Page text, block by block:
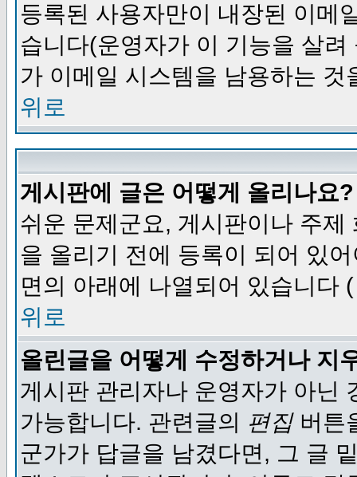
등록된 사용자만이 내장된 이메
습니다(운영자가 이 기능을 살
가 이메일 시스템을 남용하는 것
위로
게시판에 글은 어떻게 올리나요?
쉬운 문제군요, 게시판이나 주
을 올리기 전에 등록이 되어 있
면의 아래에 나열되어 있습니다 (
위로
올린글을 어떻게 수정하거나 지
게시판 관리자나 운영자가 아닌
가능합니다. 관련글의 편집버튼
군가가 답글을 남겼다면, 그 글